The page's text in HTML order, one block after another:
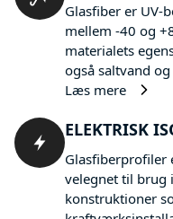
Glasfiber er UV-
mellem -40 og
materialets
også saltvand
Læs mere
ELEKTRISK
Glasfiberprofiler
velegnet til brug
konstruktioner